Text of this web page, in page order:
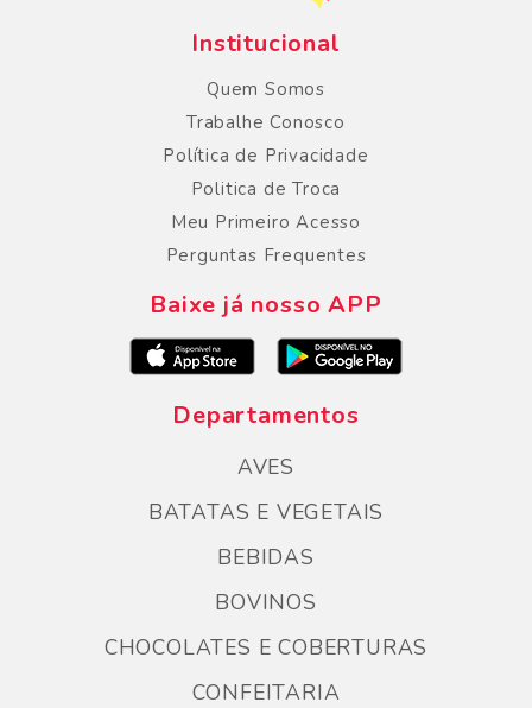
Institucional
Quem Somos
Trabalhe Conosco
Política de Privacidade
Politica de Troca
Meu Primeiro Acesso
Perguntas Frequentes
Baixe já nosso APP
Departamentos
AVES
BATATAS E VEGETAIS
BEBIDAS
BOVINOS
CHOCOLATES E COBERTURAS
CONFEITARIA